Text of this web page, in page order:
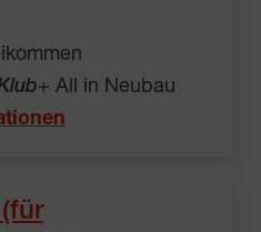
+ All in Neubau